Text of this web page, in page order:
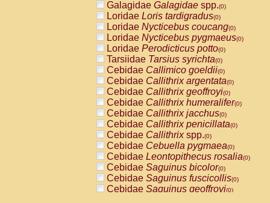
Galagidae Galagidae spp.(0)
Loridae Loris tardigradus(0)
Loridae Nycticebus coucang(0)
Loridae Nycticebus pygmaeus(0)
Loridae Perodicticus potto(0)
Tarsiidae Tarsius syrichta(0)
Cebidae Callimico goeldii(0)
Cebidae Callithrix argentata(0)
Cebidae Callithrix geoffroyi(0)
Cebidae Callithrix humeralifer(0)
Cebidae Callithrix jacchus(0)
Cebidae Callithrix penicillata(0)
Cebidae Callithrixspp.(0)
Cebidae Cebuella pygmaea(0)
Cebidae Leontopithecus rosalia(0)
Cebidae Saguinus bicolor(0)
Cebidae Saguinus fuscicollis(0)
Cebidae Saguinus geoffroyi(0)